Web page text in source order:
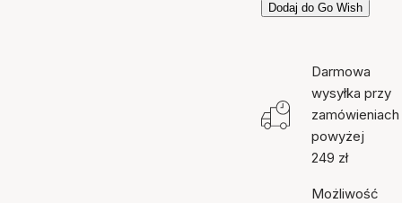
Dodaj do Go Wish
Darmowa
wysyłka przy
zamówieniach
powyżej
249 zł
Możliwość